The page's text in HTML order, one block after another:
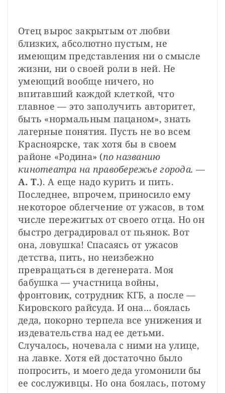
Отец вырос закрытым от любви
близких, абсолютно пустым, не
имеющим представления ни о смысле
жизни, ни о своей роли в ней. Не
умеющий вообще ничего, но
впитавший каждой клеткой, что
главное — это заполучить авторитет,
быть «нормальным пацаном», знать
лагерные понятия. Пусть не во всем
Красноярске, так хотя бы в своем
районе «Родина» (по названию
кинотеатра на правобережье города.
А. Т.). А еще надо курить и пить.
Последнее, впрочем, приносило ему
некоторое облегчение от ужасов, в том
числе пережитых от своего отца. Но он
быстро деградировал от пьянок. Вот
она, ловушка! Спасаясь от ужасов
детства, пить, но неизбежно
превращаться в дегенерата. Моя
бабушка — участница войны,
фронтовик, сотрудник КГБ, а после —
Кировского райсуда. И она… боялась
деда, покорно терпела все унижения и
издевательства над ее детьми.
Случалось, ночевала с ними на улице,
на лавке. Хотя ей достаточно было
попросить, и моего деда угомонили бы
ее сослуживцы. Но она боялась, потому